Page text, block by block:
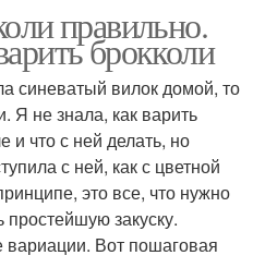
правильно.
брокколи
синеватый вилок домой, то
Я не знала, как варить
и что с ней делать, но
с ней, как с цветной
это все, что нужно
простейшую закуску.
Вот пошаговая